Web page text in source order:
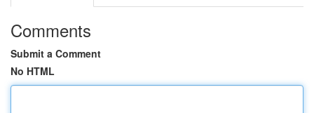
Comments
Submit a Comment
No HTML